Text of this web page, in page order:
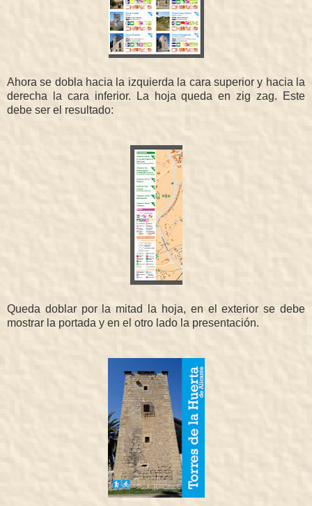
Ahora se dobla hacia la izquierda la cara superior y hacia la
derecha la cara inferior. La hoja queda en zig zag. Este
debe ser el resultado:
Queda doblar por la mitad la hoja, en el exterior se debe
mostrar la portada y en el otro lado la presentación.